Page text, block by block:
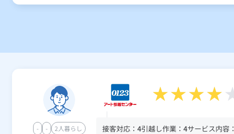
- - 2人暮らし 接客対応： 4引越し作業： 4サービス内容：